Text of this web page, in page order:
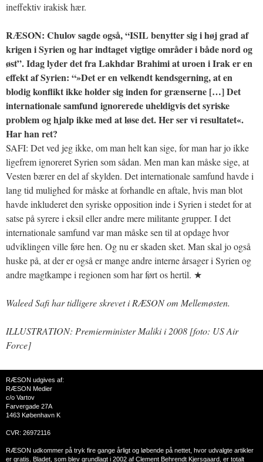
ineffektiv irakisk hær.
RÆSON: Chulov sagde også, “ISIL benytter sig i høj grad af
krigen i Syrien og har indtaget vigtige områder i både nord og
øst”. Idag lyder det fra Lakhdar Brahimi at uroen i Irak er en
effekt af Syrien: “»Det er en velkendt kendsgerning, at en
blodig konflikt ikke holder sig inden for grænserne […] Det
internationale samfund ignorerede uheldigvis det syriske
problem og hjalp ikke med at løse det. Her ser vi resultatet«.
Har han ret?
SAFI: Det ved jeg ikke, om man helt kan sige, for man har jo ikke
ligefrem ignoreret Syrien som sådan. Men man kan måske sige, at
Vesten bærer en del af skylden. Det internationale samfund havde i
lang tid mulighed for måske at forhandle en aftale, hvis man blot
havde inkluderet den syriske opposition inde i Syrien i stedet for at
satse på syrere i eksil eller andre mere militante grupper. I det
internationale samfund var man måske sen til at opdage hvor
udviklingen ville føre hen. Og nu er skaden sket. Man skal jo også
huske på, at der er også er mange andre interne årsager i Syrien og
andre magtkampe i regionen som har ført os hertil. ★
Waleed Safi har tidligere skrevet i RÆSON om Mellemøsten.
ILLUSTRATION: Premierminister Maliki i 2008 [foto: US Air
Force]
RÆSON udgives af:
RÆSON Medier
c/o Vartov
Farvergade 27A
1463 København K
CVR: 26972116
RÆSON udkommer på tryk fire gange årligt og løbende på nettet, hvor udvalgte artikler
er gratis. Bladet, som blev grundlagt i 2002 af Clement Behrendt Kjersgaard, er totalt